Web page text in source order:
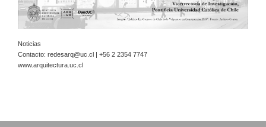
Noticias
Contacto: redesarq@uc.cl | +56 2 2354 7747
www.arquitectura.uc.cl